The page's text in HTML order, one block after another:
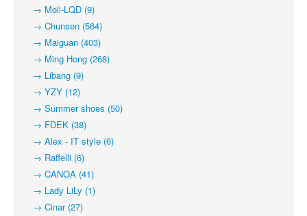
→ Moli-LQD (9)
→ Chunsen (564)
→ Maiguan (403)
→ Ming Hong (268)
→ Libang (9)
→ YZY (12)
→ Summer shoes (50)
→ FDEK (38)
→ Alex - IT style (6)
→ Raffelli (6)
→ CANOA (41)
→ Lady LiLy (1)
→ Cinar (27)